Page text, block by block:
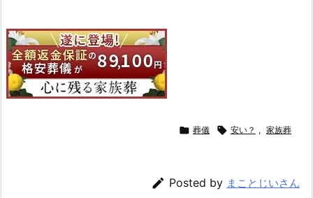
 葬儀  安い？ , 家族葬
 Posted by まことじいさん